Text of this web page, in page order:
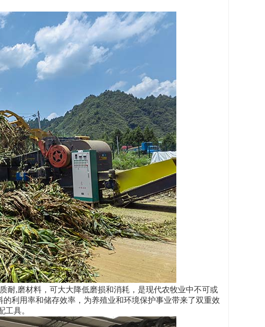
耐,磨材料，可大大降低磨损和消耗，是现代农牧业中不可或
利用率和储存效率，为养殖业和环境保护事业带来了双重效
具。